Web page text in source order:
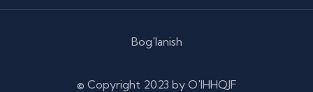
© Copyright 2023 by O'IHHQJF
Bog'lanish